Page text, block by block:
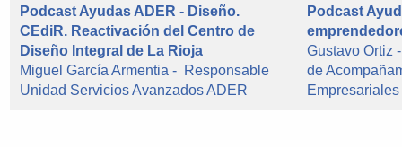
Podcast Ayudas ADER - Diseño.
CEdiR. Reactivación del Centro de
Diseño Integral de La Rioja
Miguel García Armentia - Responsable
Unidad Servicios Avanzados ADER
Podcast
Gustavo Ortiz
de